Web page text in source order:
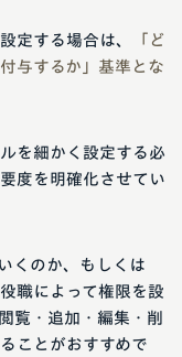
定する場合は、
「ど
与するか」基準とな
を細かく設定する必
度を明確化させてい
くのか、もしくは
職によって権限を設
覧・追加・編集・削
ことがおすすめで